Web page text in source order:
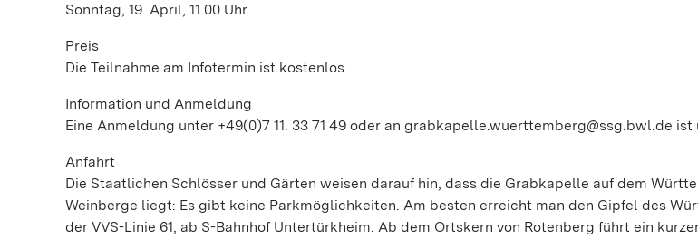
Sonntag, 19. April, 11.00 Uhr
Preis
Die Teilnahme am Infotermin ist kostenlos.
Information und Anmeldung
Eine Anmeldung unter +49(0)7 11. 33 71 49 oder an grabkapelle.wuerttemberg@ssg.bwl.de
Anfahrt
Die Staatlichen Schlösser und Gärten weisen darauf hin, dass die Grabkapelle auf dem
Weinberge liegt: Es gibt keine Parkmöglichkeiten. Am besten erreicht man den Gipfel des
der VVS-Linie 61, ab S-Bahnhof Untertürkheim. Ab dem Ortskern von Rotenberg führt ein